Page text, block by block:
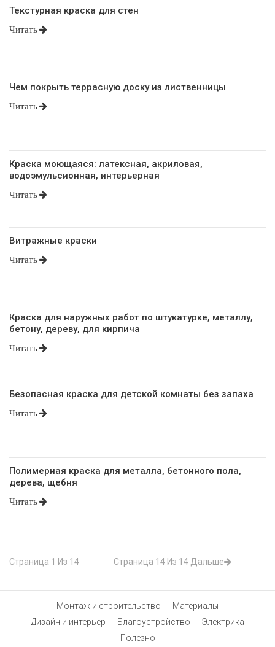
Текстурная краска для стен
Читать
Чем покрыть террасную доску из лиственницы
Читать
Краска моющаяся: латексная, акриловая,
водоэмульсионная, интерьерная
Читать
Витражные краски
Читать
Краска для наружных работ по штукатурке, металлу,
бетону, дереву, для кирпича
Читать
Безопасная краска для детской комнаты без запаха
Читать
Полимерная краска для металла, бетонного пола,
дерева, щебня
Читать
Страница 1 Из 14 Страница 14 Из 14 Дальше
Монтаж и строительство
Материалы
Дизайн и интерьер
Благоустройство
Электрика
Полезно